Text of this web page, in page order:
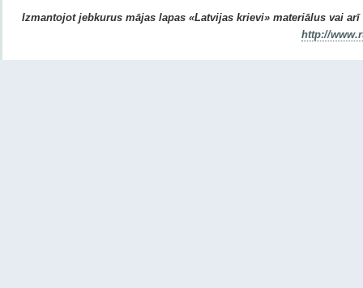
Izmantojot jebkurus mājas lapas «Latvijas krievi» materiālus vai
http://